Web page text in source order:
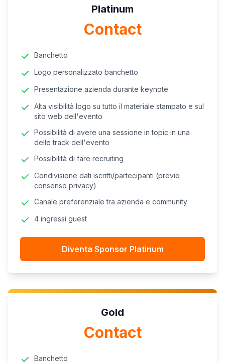
Platinum
Contact
Banchetto
Logo personalizzato banchetto
Presentazione azienda durante keynote
Alta visibilità logo su tutto il materiale stampato e sul
sito web dell'evento
Possibilità di avere una sessione in topic in una
delle track dell'evento
Possibilità di fare recruiting
Condivisione dati iscritti/partecipanti (previo
consenso privacy)
Canale preferenziale tra azienda e community
4 ingressi guest
Diventa Sponsor Platinum
Gold
Contact
Banchetto